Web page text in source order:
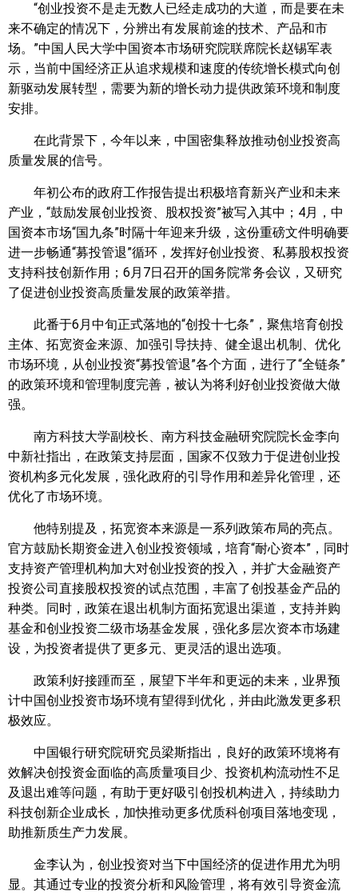
“创业投资不是走无数人已经走成功的大道，而是要在未
来不确定的情况下，分辨出有发展前途的技术、产品和市
场。”中国人民大学中国资本市场研究院联席院长赵锡军表
示，当前中国经济正从追求规模和速度的传统增长模式向创
新驱动发展转型，需要为新的增长动力提供政策环境和制度
安排。
在此背景下，今年以来，中国密集释放推动创业投资高
质量发展的信号。
年初公布的政府工作报告提出积极培育新兴产业和未来
产业，“鼓励发展创业投资、股权投资”被写入其中；4月，中
国资本市场“国九条”时隔十年迎来升级，这份重磅文件明确要
进一步畅通“募投管退”循环，发挥好创业投资、私募股权投资
支持科技创新作用；6月7日召开的国务院常务会议，又研究
了促进创业投资高质量发展的政策举措。
此番于6月中旬正式落地的“创投十七条”，聚焦培育创投
主体、拓宽资金来源、加强引导扶持、健全退出机制、优化
市场环境，从创业投资“募投管退”各个方面，进行了“全链条”
的政策环境和管理制度完善，被认为将利好创业投资做大做
强。
南方科技大学副校长、南方科技金融研究院院长金李向
中新社指出，在政策支持层面，国家不仅致力于促进创业投
资机构多元化发展，强化政府的引导作用和差异化管理，还
优化了市场环境。
他特别提及，拓宽资本来源是一系列政策布局的亮点。
官方鼓励长期资金进入创业投资领域，培育“耐心资本”，同时
支持资产管理机构加大对创业投资的投入，并扩大金融资产
投资公司直接股权投资的试点范围，丰富了创投基金产品的
种类。同时，政策在退出机制方面拓宽退出渠道，支持并购
基金和创业投资二级市场基金发展，强化多层次资本市场建
设，为投资者提供了更多元、更灵活的退出选项。
政策利好接踵而至，展望下半年和更远的未来，业界预
计中国创业投资市场环境有望得到优化，并由此激发更多积
极效应。
中国银行研究院研究员梁斯指出，良好的政策环境将有
效解决创投资金面临的高质量项目少、投资机构流动性不足
及退出难等问题，有助于更好吸引创投机构进入，持续助力
科技创新企业成长，加快推动更多优质科创项目落地变现，
助推新质生产力发展。
金李认为，创业投资对当下中国经济的促进作用尤为明
显。其通过专业的投资分析和风险管理，将有效引导资金流